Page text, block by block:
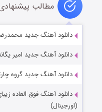
مطالب
دانلود آهنگ جدید
دانلود آهنگ جدید امیر
دانلود آهنگ جدید گروه
دانلود آهنگ فوق العاده
(اورجینال)